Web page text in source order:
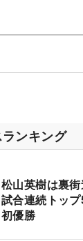
ンキング
松山英樹は裏
試合連続トッ
初優勝